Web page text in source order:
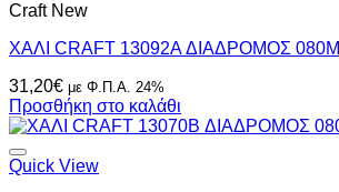
Craft New
ΧΑΛΙ CRAFT 13092A ΔΙΑΔΡΟΜΟΣ 080M
31,20€ με Φ.Π.Α. 24%
Προσθήκη στο καλάθι
Quick View